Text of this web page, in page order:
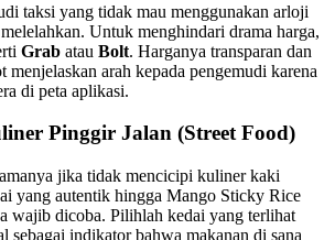
taksi yang tidak mau menggunakan arloji
Untuk menghindari drama harga,
Grab atau Bolt. Harganya transparan dan
menjelaskan arah kepada pengemudi karena
di peta aplikasi.
Pinggir Jalan (Street Food)
jika tidak mencicipi kuliner kaki
yang autentik hingga Mango Sticky Rice
wajib dicoba. Pilihlah kedai yang terlihat
sebagai indikator bahwa makanan di sana